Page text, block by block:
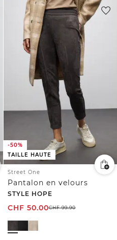
-50%
TAILLE HAUTE
Street One
Pantalon en velours
STYLE HOPE
CHF 50.00CHF99.90